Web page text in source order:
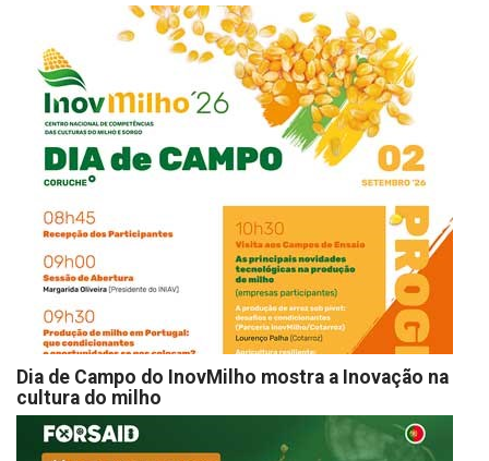
Dia de Campo do InovMilho mostra a Inovação na
cultura do milho